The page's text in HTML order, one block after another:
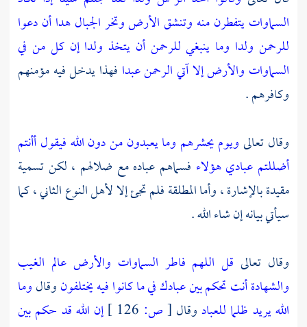
السماوات يتفطرن منه وتنشق الأرض وتخر الجبال هداأن دعوا
للرحمن ولدا وما ينبغي للرحمن أن يتخذ ولداإن كل من في
السماوات والأرض إلا آتي الرحمن عبدا فهذا يدخل فيه مؤمنهم
وكافرهم .
وقال تعالىويوم يحشرهم وما يعبدون من دون الله فيقول أأنتم
أضللتم عبادي هؤلاء فسماهم عباده مع ضلالهم ، لكن تسمية
مقيدة بالإشارة ، وأما المطلقة فلم تجئ إلا لأهل النوع الثاني ، كما
سيأتي بيانه إن شاء الله .
وقال تعالى قل اللهم فاطر السماوات والأرض عالم الغيب
والشهادة أنت تحكم بين عبادك في ما كانوا فيه يختلفونوقالوما
الله يريد ظلما للعبادوقال [ص:
إن الله قد حكم بين